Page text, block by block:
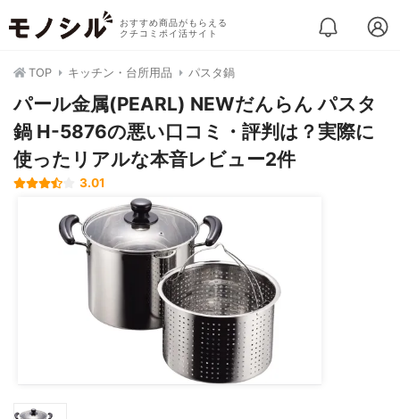
おすすめ商品がもらえる
クチコミポイ活サイト
TOP キッチン・台所用品 パスタ鍋
パール金属(PEARL) NEWだんらん パスタ
鍋 H-5876の悪い口コミ・評判は？実際に
使ったリアルな本音レビュー2件
3.01